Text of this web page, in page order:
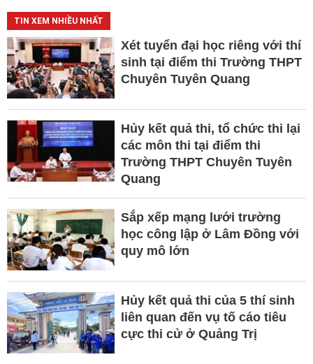
TIN XEM NHIỀU NHẤT
Xét tuyển đại học riêng với thí
sinh tại điểm thi Trường THPT
Chuyên Tuyên Quang
Hủy kết quả thi, tổ chức thi lại
các môn thi tại điểm thi
Trường THPT Chuyên Tuyên
Quang
Sắp xếp mạng lưới trường
học công lập ở Lâm Đồng với
quy mô lớn
Hủy kết quả thi của 5 thí sinh
liên quan đến vụ tố cáo tiêu
cực thi cử ở Quảng Trị